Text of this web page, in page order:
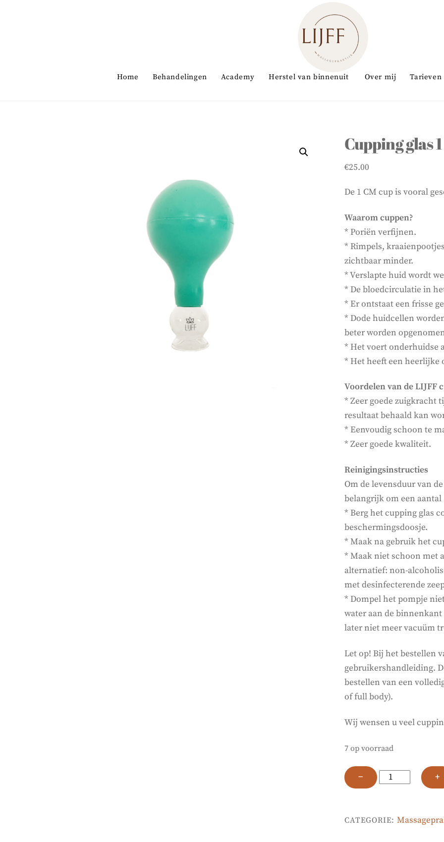
Home Behandelingen Academy Herstel van binnenuit Over mij Tarieven
Cupping glas
€25.00
De 1 CM cup is vooral
Waarom cuppen?
* Poriën verfijnen.
* Rimpels,
zichtbaar minder.
* Verslapte huid wordt
* De bloedcirculatie in
* Er ontstaat een frisse
* Dode huidcellen
beter worden
* Het voert onderhuidse
* Het heeft een heerlijke
Voordelen van de LIJFF
* Zeer goede zuigkracht
resultaat behaald kan
* Eenvoudig schoon te
* Zeer goede kwaliteit.
Reinigingsinstructies
Om de levensduur van
belangrijk om een
* Berg het cupping glas
beschermingsdoosje.
* Maak na gebruik het
* Maak niet schoon met
alternatief: non-
met desinfecterende
* Dompel het pompje
water aan de
later niet meer vacuüm
Let op! Bij het bestellen
gebruikershandleiding.
bestellen van een
of full body).
Wij wensen u veel
7 op voorraad
−
Cupping
glas
CM
+
CATEGORIE: